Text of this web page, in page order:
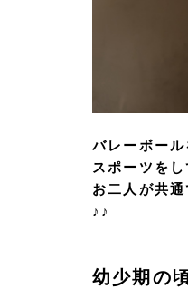
バレーボー
スポーツを
お二人が共
♪♪
幼少期の